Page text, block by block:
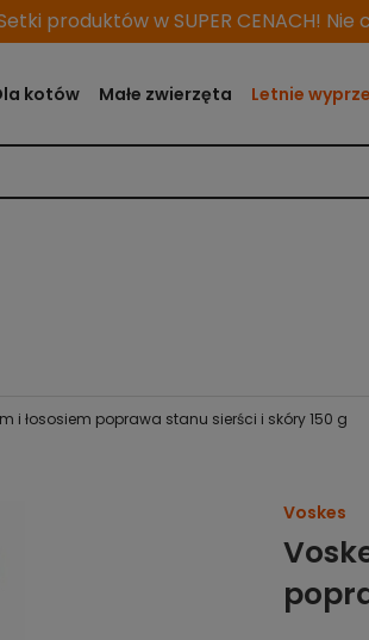
Setki produktów w SUPER CENACH!
kotów Małe zwierzęta Letnie
i łososiem poprawa stanu sierści i skóry 150 g
Voskes